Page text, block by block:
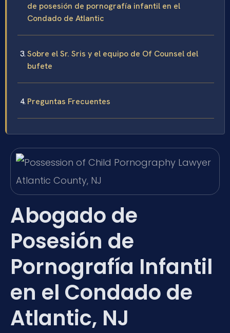
de posesión de pornografía infantil en el
Condado de Atlantic
Sobre el Sr. Sris y el equipo de Of Counsel del
bufete
Preguntas Frecuentes
Abogado de
Posesión de
Pornografía Infantil
en el Condado de
Atlantic, NJ